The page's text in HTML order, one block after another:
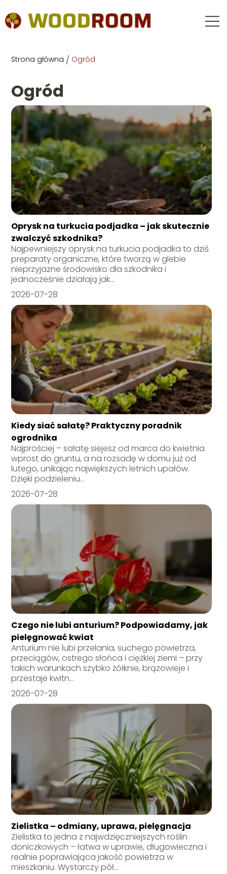
Strona główna / Ogród
Ogród
Oprysk na turkucia podjadka – jak skutecznie
zwalczyć szkodnika?
Najpewniejszy oprysk na turkucia podjadka to dziś
preparaty organiczne, które tworzą w glebie
nieprzyjazne środowisko dla szkodnika i
jednocześnie działają jak...
2026-07-28
Kiedy siać sałatę? Praktyczny poradnik
ogrodnika
Najprościej – sałatę siejesz od marca do kwietnia
wprost do gruntu, a na rozsadę w domu już od
lutego, unikając największych letnich upałów.
Dzięki podzieleniu...
2026-07-28
Czego nie lubi anturium? Podpowiadamy, jak
pielęgnować kwiat
Anturium nie lubi przelania, suchego powietrza,
przeciągów, ostrego słońca i ciężkiej ziemi – przy
takich warunkach szybko żółknie, brązowieje i
przestaje kwitn...
2026-07-28
Zielistka – odmiany, uprawa, pielęgnacja
Zielistka to jedna z najwdzięczniejszych roślin
doniczkowych – łatwa w uprawie, długowieczna i
realnie poprawiająca jakość powietrza w
mieszkaniu. Wystarczy pół...